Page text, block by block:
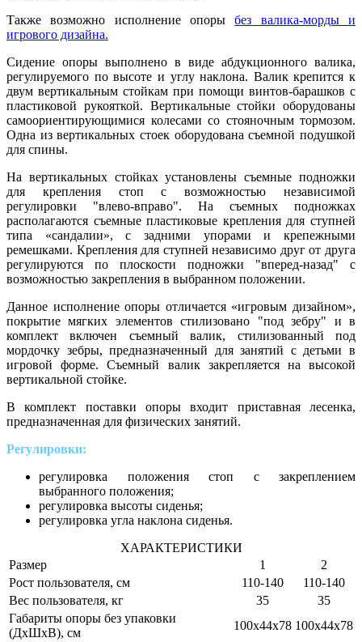
Также возможно исполнение опорыбез валика-морды и
игрового дизайна.
Сидение опоры выполнено в виде абдукционного валика,
регулируемого по высоте и углу наклона. Валик крепится к
двум вертикальным стойкам при помощи винтов-барашков с
пластиковой рукояткой. Вертикальные стойки оборудованы
самоориентирующимися колесами со стояночным тормозом.
Одна из вертикальных стоек оборудована съемной подушкой
для спины.
На вертикальных стойках установлены съемные подножки
для крепления стоп с возможностью независимой
регулировки "влево-вправо". На съемных подножках
располагаются съемные пластиковые крепления для ступней
типа «сандалии», с задними упорами и крепежными
ремешками. Крепления для ступней независимо друг от друга
регулируются по плоскости подножки "вперед-назад" с
возможностью закрепления в выбранном положении.
Данное исполнение опоры отличается «игровым дизайном»,
покрытие мягких элементов стилизовано "под зебру" и в
комплект включен съемный валик, стилизованный под
мордочку зебры, предназначенный для занятий с детьми в
игровой форме. Съемный валик закрепляется на высокой
вертикальной стойке.
В комплект поставки опоры входит приставная лесенка,
предназначенная для физических занятий.
Регулировки:
регулировка положения стоп с закреплением
выбранного положения;
регулировка высоты сиденья;
регулировка угла наклона сиденья.
ХАРАКТЕРИСТИКИ
Размер
1
2
Рост пользователя, см
110-140
110-140
Вес пользователя, кг
35
35
Габариты опоры без упаковки
(ДхШхВ), см
100х44х78 100х44х78